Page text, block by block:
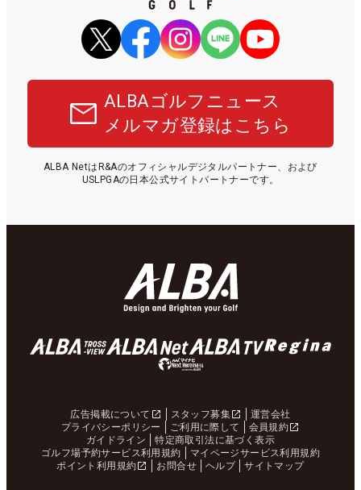
ALBAゴルフニュース
メルマガ登録はこちら
ALBA NetはR&Aのオフィシャルデジタルパートナー、および
USLPGAの日本公式サイトパートナーです。
広告掲載について スタッフ募集
運営会社
プライバシーポリシー
ご利用に際して
会員規約
ガイドライン
特定商取引法に基づく表示
ゴルフ場予約サービス利用規約
マイページサービス利用規約
ポイント利用規約
お問合せ ヘルプ サイトマップ